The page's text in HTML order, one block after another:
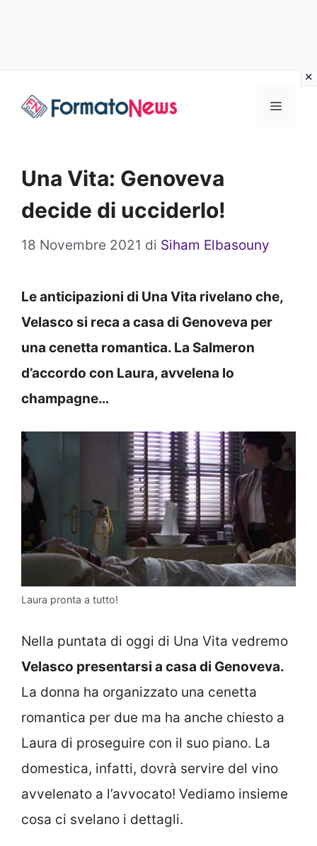
Menu
Una Vita: Genoveva
decide di ucciderlo!
18 Novembre 2021 di Siham Elbasouny
Le anticipazioni di Una Vita rivelano che,
Velasco si reca a casa di Genoveva per
una cenetta romantica. La Salmeron
d’accordo con Laura, avvelena lo
champagne…
Laura pronta a tutto!
Nella puntata di oggi di Una Vita vedremo
Velasco presentarsi a casa di Genoveva.
La donna ha organizzato una cenetta
romantica per due ma ha anche chiesto a
Laura di proseguire con il suo piano. La
domestica, infatti, dovrà servire del vino
avvelenato a l’avvocato! Vediamo insieme
cosa ci svelano i dettagli.